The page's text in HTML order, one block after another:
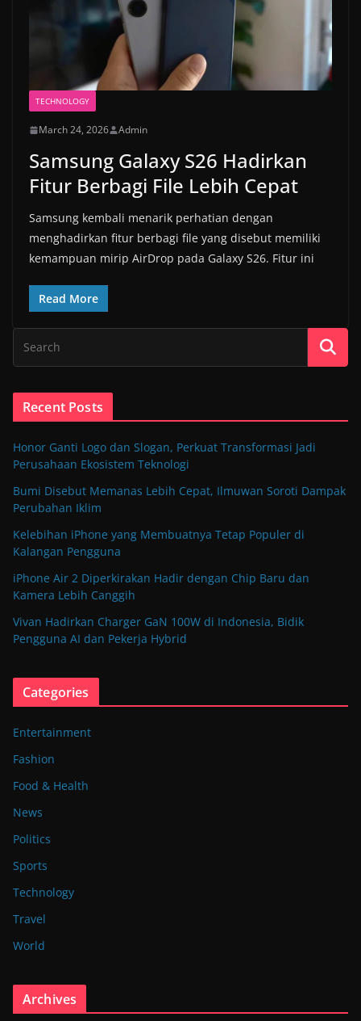
TECHNOLOGY
March 24, 2026 Admin
Samsung Galaxy S26 Hadirkan
Fitur Berbagi File Lebih Cepat
Samsung kembali menarik perhatian dengan
menghadirkan fitur berbagi file yang disebut memiliki
kemampuan mirip AirDrop pada Galaxy S26. Fitur ini
Read More
Recent Posts
Honor Ganti Logo dan Slogan, Perkuat Transformasi Jadi
Perusahaan Ekosistem Teknologi
Bumi Disebut Memanas Lebih Cepat, Ilmuwan Soroti Dampak
Perubahan Iklim
Kelebihan iPhone yang Membuatnya Tetap Populer di
Kalangan Pengguna
iPhone Air 2 Diperkirakan Hadir dengan Chip Baru dan
Kamera Lebih Canggih
Vivan Hadirkan Charger GaN 100W di Indonesia, Bidik
Pengguna AI dan Pekerja Hybrid
Categories
Entertainment
Fashion
Food & Health
News
Politics
Sports
Technology
Travel
World
Archives